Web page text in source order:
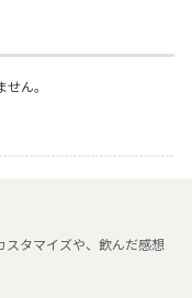
ん。
タマイズや、飲んだ感想